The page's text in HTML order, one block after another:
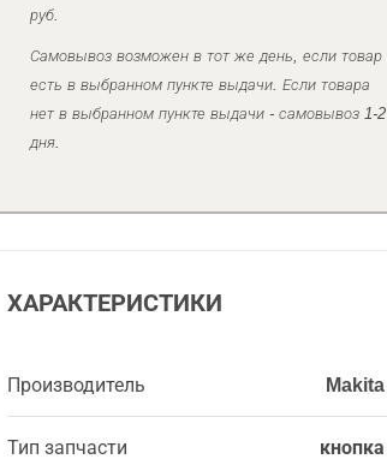
руб.
Самовывоз возможен в тот же день, если товар
есть в выбранном пункте выдачи. Если товара
нет в выбранном пункте выдачи - самовывоз 1-2
дня.
ХАРАКТЕРИСТИКИ
Производитель Makita
Тип запчасти кнопка